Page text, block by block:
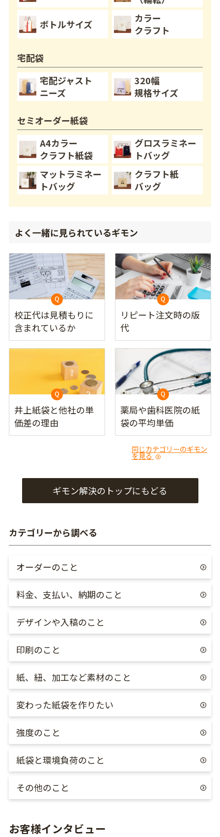
ボトルサイズ
カラー
クラフト
宅配袋
宅配ジャスト
ニーズ
320幅
規格サイズ
セミオーダー紙袋
A4カラー
クラフト紙袋
グロスラミネー
トバッグ
マットラミネー
トバッグ
クラフト紙
バッグ
よく一緒に見られているギモン
校正代は見積もりに
含まれているか
リピート注文時の版
代
井上紙袋と他社の単
価差の理由
薬局や歯科医院の紙
袋の平均単価
同じカテゴリーのギモン
を見る
ギモン解決のトップにもどる
カテゴリーから調べる
オーダーのこと
料金、支払い、納期のこと
デザインや入稿のこと
印刷のこと
紙、紐、加工など素材のこと
変わった紙袋を作りたい
強度のこと
紙袋と環境負荷のこと
その他のこと
お客様インタビュー